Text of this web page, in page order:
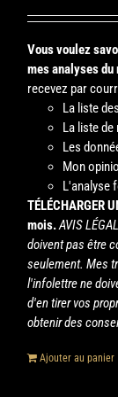
Vous voulez
mes analyses
recevez par
La liste
La liste
Les
Mon
L'analyse
TÉLÉCHARGER
mois.AVIS
doivent pas être
seulement. Mes
l'infolettre ne
d'en tirer vos
obtenir des
Ajouter au panier